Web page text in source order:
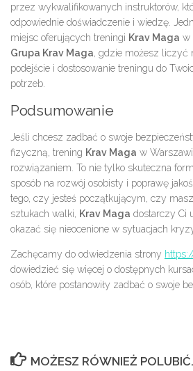
przez wykwalifikowanych instruktorów,
odpowiednie doświadczenie i wiedzę.
miejsc oferujących treningi Krav Maga w
Grupa Krav Maga, gdzie możesz liczyć
podejście i dostosowanie treningu do
potrzeb.
Podsumowanie
Jeśli chcesz zadbać o swoje
fizyczną, trening Krav Maga w
rozwiązaniem. To nie tylko skuteczna
sposób na rozwój osobisty i poprawę
tego, czy jesteś początkującym, czy
sztukach walki, Krav Maga dostarczy Ci
okazać się nieocenione w sytuacjach
Zachęcamy do odwiedzenia strony
dowiedzieć się więcej o dostępnych
osób, które postanowiły zadbać o swoje
MOŻESZ RÓWNIEŻ